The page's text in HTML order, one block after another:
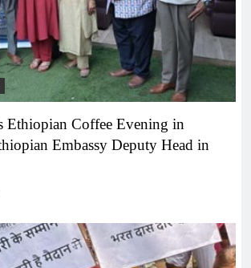
Ethiopian Coffee Evening in
Embassy Deputy Head in